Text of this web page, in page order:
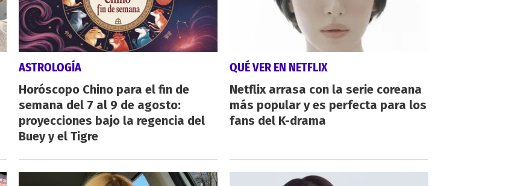
ASTROLOGÍA
Horóscopo Chino para el fin de
semana del 7 al 9 de agosto:
proyecciones bajo la regencia del
Buey y el Tigre
QUÉ VER EN NETFLIX
Netflix arrasa con la serie coreana
más popular y es perfecta para los
fans del K-drama